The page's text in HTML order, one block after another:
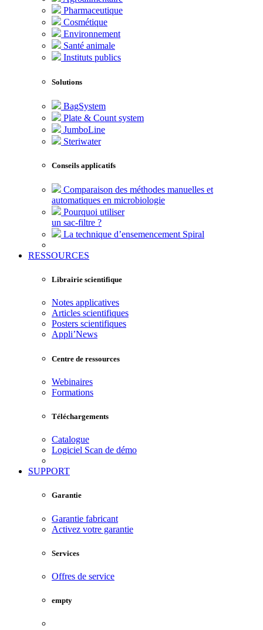
Pharmaceutique
Cosmétique
Environnement
Santé animale
Instituts publics
Solutions
BagSystem
Plate & Count system
JumboLine
Steriwater
Conseils applicatifs
Comparaison des méthodes manuelles et
automatiques en microbiologie
Pourquoi utiliser
un sac-filtre ?
La technique d’ensemencement Spiral
RESSOURCES
Librairie scientifique
Notes applicatives
Articles scientifiques
Posters scientifiques
Appli’News
Centre de ressources
Webinaires
Formations
Téléchargements
Catalogue
Logiciel Scan de démo
SUPPORT
Garantie
Garantie fabricant
Activez votre garantie
Services
Offres de service
empty